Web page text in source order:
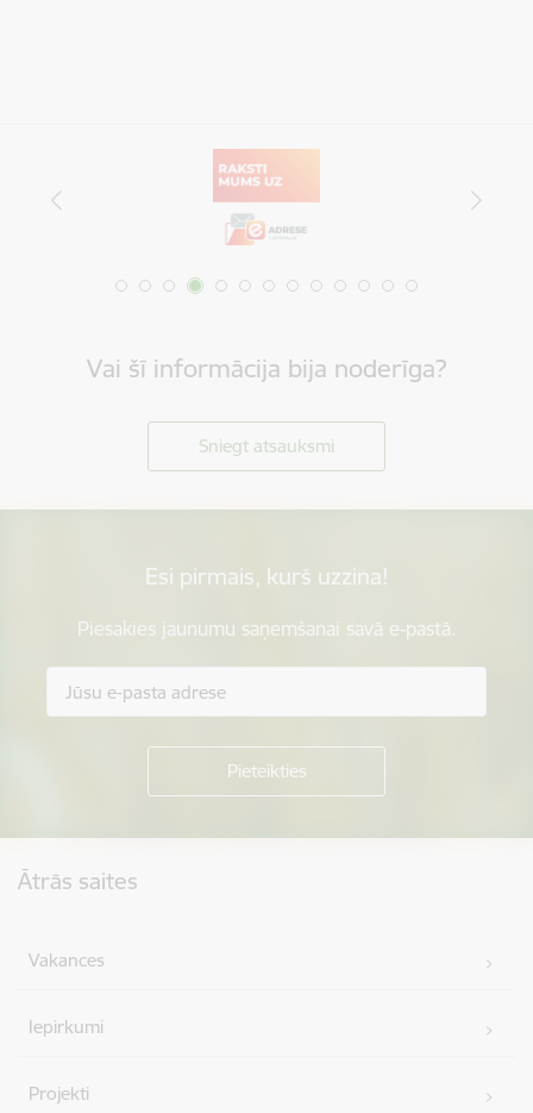
Vai šī informācija bija noderīga?
Sniegt atsauksmi
Esi pirmais, kurš uzzina!
Piesakies jaunumu saņemšanai savā e-pastā.
Ātrās saites
Vakances
Iepirkumi
Projekti